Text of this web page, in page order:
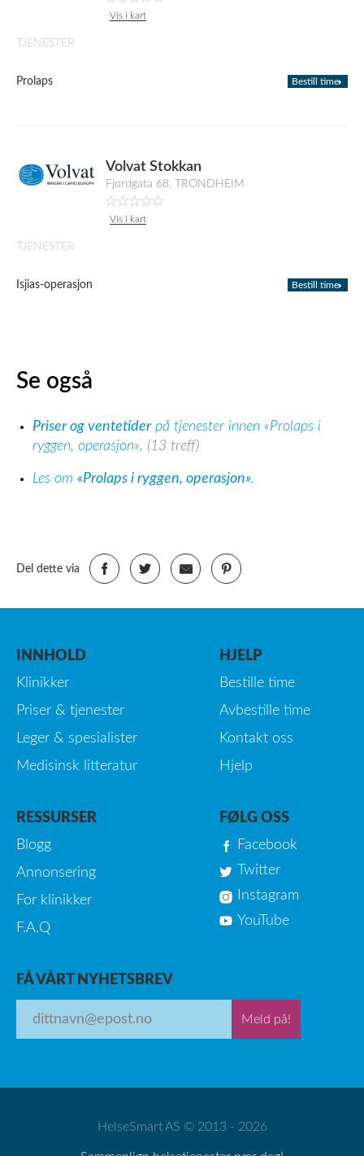
Vis i kart
TJENESTER
Prolaps Bestill time
Volvat Stokkan
Fjordgata 68, TRONDHEIM
Vis i kart
TJENESTER
Isjias-operasjon Bestill time
Se også
Priser og ventetiderpå tjenester innen «Prolaps i
ryggen, operasjon». (13 treff)
Les om «Prolaps i ryggen, operasjon».
Del dette via
INNHOLD
Klinikker
Priser & tjenester
Leger & spesialister
Medisinsk litteratur
HJELP
Bestille time
Avbestille time
Kontakt oss
Hjelp
RESSURSER
Blogg
Annonsering
For klinikker
F.A.Q
FØLG OSS
Facebook
Twitter
Instagram
YouTube
FÅ VÅRT NYHETSBREV
Meld på!
HelseSmart AS © 2013 - 2026